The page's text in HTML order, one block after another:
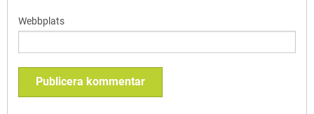
Webbplats